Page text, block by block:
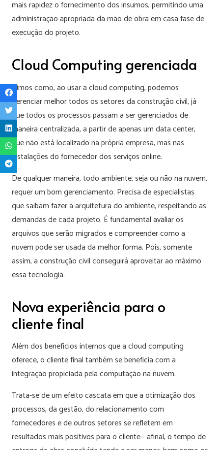
mais rapidez o fornecimento dos insumos, permitindo uma
administração apropriada da mão de obra em casa fase de
execução do projeto.
Cloud Computing gerenciada
Vimos como, ao usar a cloud computing, podemos
gerenciar melhor todos os setores da construção civil, já
que todos os processos passam a ser gerenciados de
maneira centralizada, a partir de apenas um data center,
que não está localizado na própria empresa, mas nas
instalações do fornecedor dos serviços online.
De qualquer maneira, todo ambiente, seja ou não na nuvem,
requer um bom gerenciamento. Precisa de especialistas
que saibam fazer a arquitetura do ambiente, respeitando as
demandas de cada projeto. É fundamental avaliar os
arquivos que serão migrados e compreender como a
nuvem pode ser usada da melhor forma. Pois, somente
assim, a construção civil conseguirá aproveitar ao máximo
essa tecnologia.
Nova experiência para o
cliente final
Além dos benefícios internos que a cloud computing
oferece, o cliente final também se beneficia com a
integração propiciada pela computação na nuvem.
Trata-se de um efeito cascata em que a otimização dos
processos, da gestão, do relacionamento com
fornecedores e de outros setores se refletem em
resultados mais positivos para o cliente— afinal, o tempo de